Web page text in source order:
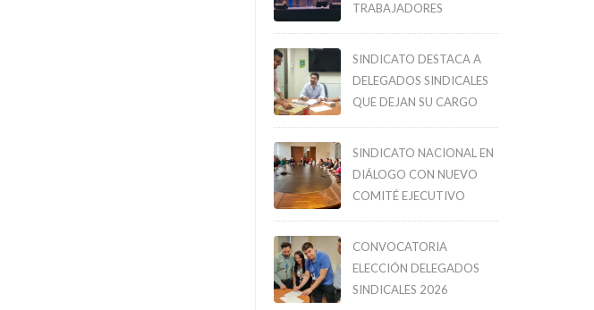
TRABAJADORES
SINDICATO DESTACA A
DELEGADOS SINDICALES
QUE DEJAN SU CARGO
SINDICATO NACIONAL EN
DIÁLOGO CON NUEVO
COMITÉ EJECUTIVO
CONVOCATORIA
ELECCIÓN DELEGADOS
SINDICALES 2026